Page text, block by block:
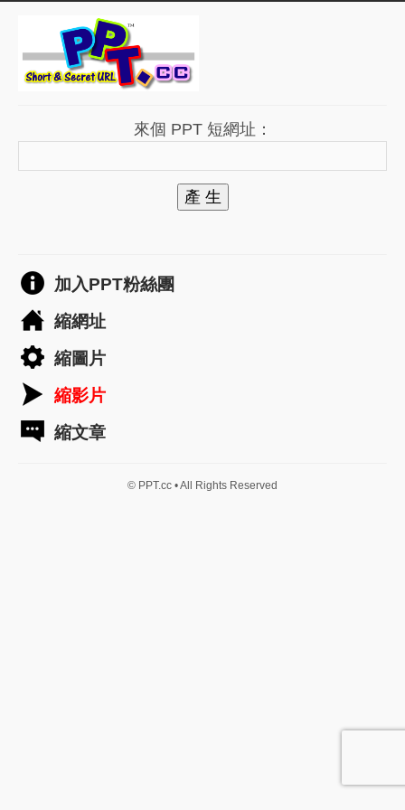
來個 PPT 短網址：
產 生
加入PPT粉絲團
縮網址
縮圖片
縮影片
縮文章
© PPT.cc • All Rights Reserved